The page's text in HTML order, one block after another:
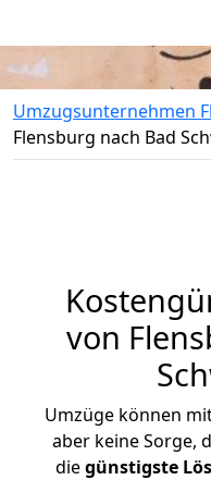
Umzugsunternehmen
Flensburg nach Bad
von
Umzüge können
aber keine Sorge,
diegünstigste